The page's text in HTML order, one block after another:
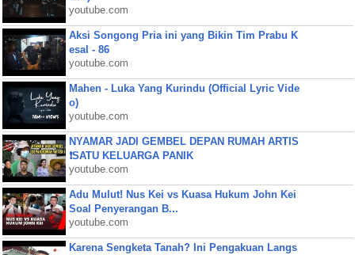
youtube.com
Aksi Songong Pria ini yang Bikin Tim Prabu K
esal - 86
youtube.com
Mahen - Luka Yang Kurindu (Official Lyric Vide
o)
youtube.com
NYAMAR JADI GEMBEL DEPAN RUMAH ARTIS
❗SATU KELUARGA PANIK
youtube.com
Adu Mulut! Nus Kei vs Kuasa Hukum John Kei
Soal Penyerangan B...
youtube.com
Karena Sengketa Tanah? Ini Pengakuan Langs